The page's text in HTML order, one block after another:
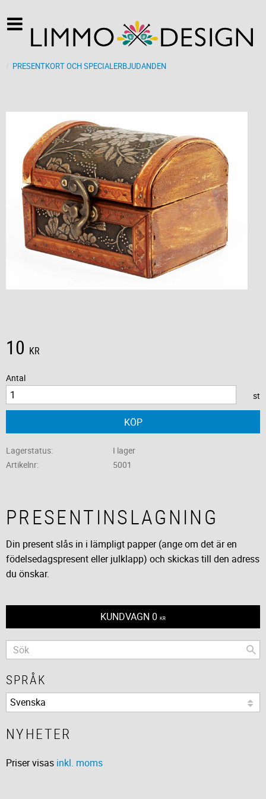
PRESENTKORT OCH SPECIALERBJUDANDEN
10 KR
Antal
st
KÖP
Lagerstatus
I lager
Artikelnr
5001
PRESENTINSLAGNING
Din present slås in i lämpligt papper (ange om det är en
födelsedagspresent eller julklapp) och skickas till den adress
du önskar.
KUNDVAGN 0 KR
SPRÅK
NYHETER
Priser visas inkl. moms